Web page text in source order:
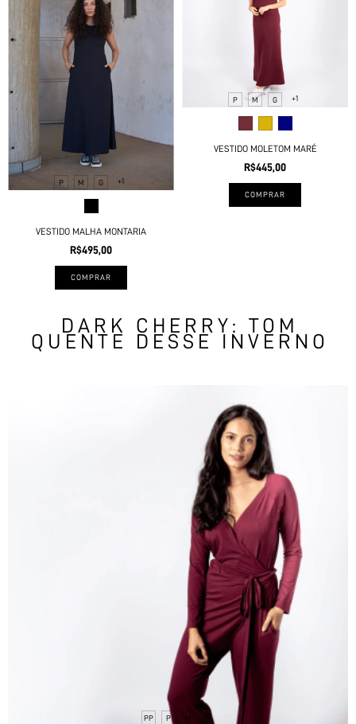
P M G +1
VESTIDO MALHA MONTARIA
R$495,00
COMPRAR
P M G +1
VESTIDO MOLETOM MARÉ
R$445,00
COMPRAR
DARK CHERRY: TOM
QUENTE DESSE INVERNO
PP P M +2